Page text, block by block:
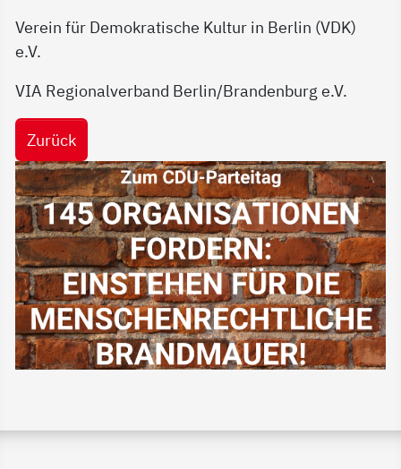
Verein für Demokratische Kultur in Berlin (VDK)
e.V.
VIA Regionalverband Berlin/Brandenburg e.V.
Zurück
Service Informationen